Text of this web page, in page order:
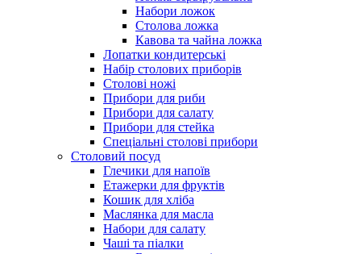
Набори ложок
Столова ложка
Кавова та чайна ложка
Лопатки кондитерські
Набір столових приборів
Столові ножі
Прибори для риби
Прибори для салату
Прибори для стейка
Спеціальні столові прибори
Столовий посуд
Глечики для напоїв
Етажерки для фруктів
Кошик для хліба
Маслянка для масла
Набори для салату
Чаші та піалки